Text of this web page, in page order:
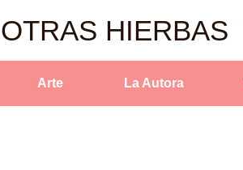
HIERBAS
Arte La Autora